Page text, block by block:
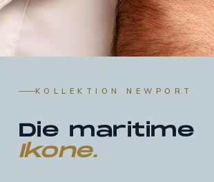
KOLLEKTION NEWPORT
Die maritime
Ikone.